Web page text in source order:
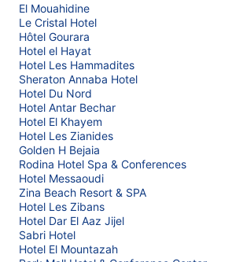
El Mouahidine
Le Cristal Hotel
Hôtel Gourara
Hotel el Hayat
Hotel Les Hammadites
Sheraton Annaba Hotel
Hotel Du Nord
Hotel Antar Bechar
Hotel El Khayem
Hotel Les Zianides
Golden H Bejaia
Rodina Hotel Spa & Conferences
Hotel Messaoudi
Zina Beach Resort & SPA
Hotel Les Zibans
Hotel Dar El Aaz Jijel
Sabri Hotel
Hotel El Mountazah